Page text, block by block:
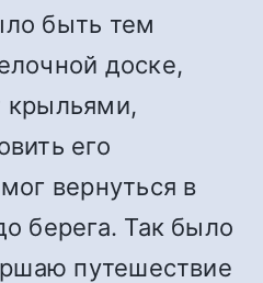
быть тем
доске,
крыльями,
его
вернуться в
берега. Так было
путешествие